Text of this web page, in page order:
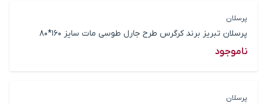
پرسلان
پرسلان تبریز برند کرگرس طرح جارل طوسی مات سایز 160*80
ناموجود
پرسلان